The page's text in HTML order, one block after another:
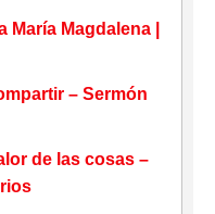
Magdalena |
– Sermón
de las cosas –